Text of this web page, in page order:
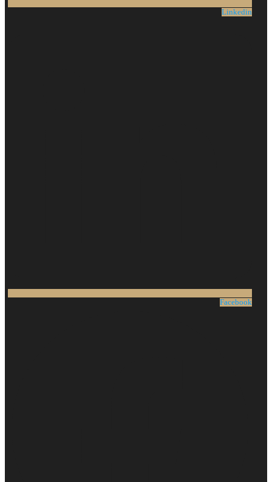
Linkedin
Facebook